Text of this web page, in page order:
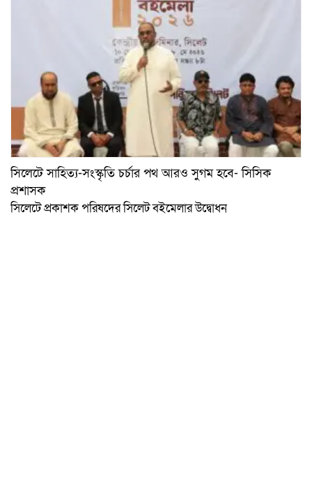
সিলেটে সাহিত্য-সংস্কৃতি চর্চার পথ আরও সুগম হবে- সিসিক
প্রশাসক
সিলেটে প্রকাশক পরিষদের সিলেট বইমেলার উদ্বোধন